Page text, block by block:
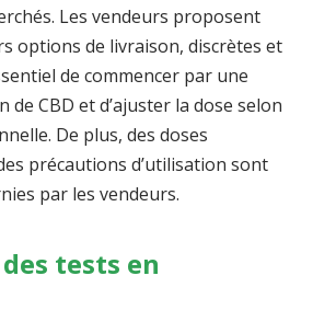
Les vendeurs proposent
options de livraison, discrètes et
de commencer par une
CBD et d’ajuster la dose selon
De plus, des doses
précautions d’utilisation sont
par les vendeurs.
tests en